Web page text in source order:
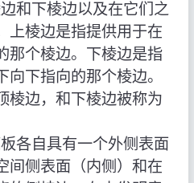
和下棱边以及在它们之
上棱边是指提供用于在
那个棱边。下棱边是指
下指向的那个棱边。
棱边，和下棱边被称为
各自具有一个外侧表面
间侧表面（内侧）和在